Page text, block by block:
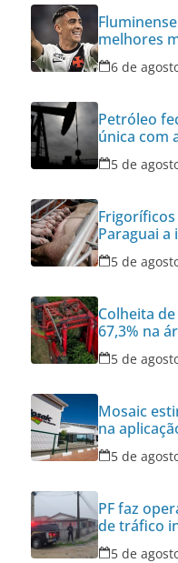
melhores
do Brasil
6 de
Petróleo
única com
Ormuz no
5 de
Paraguai
vivos do
5 de
Colheita
67,3% na
5 de
Mosaic
na
Brasil
5 de
PF faz
de tráfico
armas
5 de